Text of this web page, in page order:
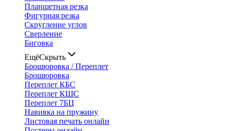
Планшетная резка
Фигурная резка
Скругление углов
Сверление
Биговка
ЕщёСкрыть
Брошюровка / Переплет
Брошюровка
Переплет КБС
Переплет КШС
Переплет 7БЦ
Навивка на пружину
Листовая печать онлайн